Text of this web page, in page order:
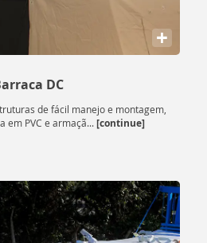
+
DC
de fácil manejo e montagem,
em PVC e armaçã...[continue]